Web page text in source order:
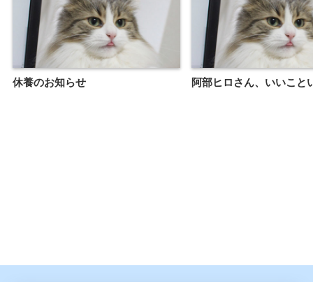
休養のお知らせ 阿部ヒロさん、いいこと